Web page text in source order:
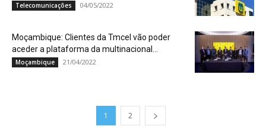
Telecomunicações 04/05/2022
Moçambique: Clientes da Tmcel vão poder
aceder a plataforma da multinacional...
Moçambique 21/04/2022
1 2